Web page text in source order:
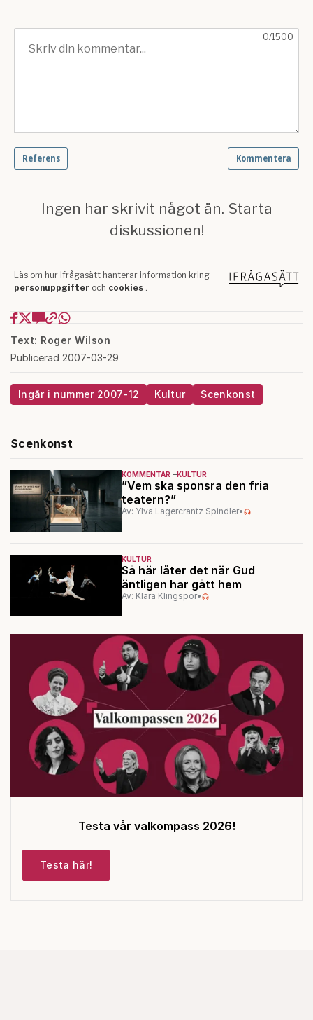
Text: Roger Wilson
Publicerad 2007-03-29
Ingår i nummer 2007-12 Kultur Scenkonst
Scenkonst
KOMMENTAR KULTUR
”Vem ska sponsra den fria
teatern?”
Av: Ylva Lagercrantz Spindler•
KULTUR
Så här låter det när Gud
äntligen har gått hem
Av: Klara Klingspor•
Testa vår valkompass 2026!
Testa här!